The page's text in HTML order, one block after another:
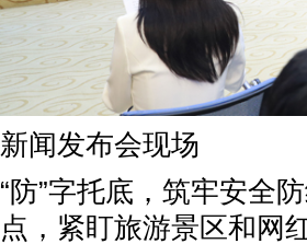
新闻发布会现场
“防”字托底，筑牢安全
点，紧盯旅游景区和网